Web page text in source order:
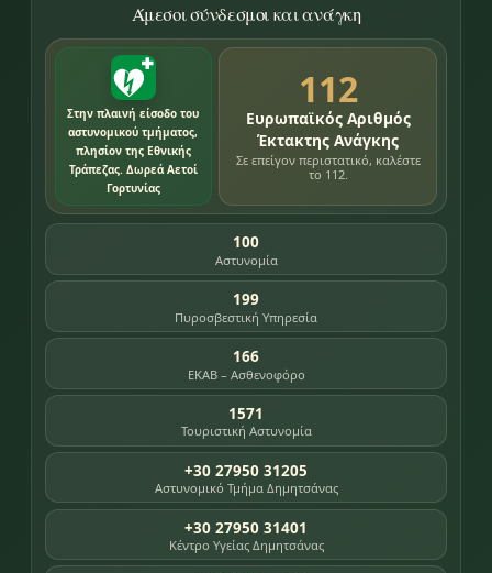
Άμεσοι σύνδεσμοι και ανάγκη
Στην πλαινή είσοδο του
αστυνομικού τμήματος,
πλησίον της Εθνικής
Τράπεζας. Δωρεά Αετοί
Γορτυνίας
112
Ευρωπαϊκός Αριθμός
Έκτακτης Ανάγκης
Σε επείγον περιστατικό, καλέστε
το 112.
100
Αστυνομία
199
Πυροσβεστική Υπηρεσία
166
ΕΚΑΒ – Ασθενοφόρο
1571
Τουριστική Αστυνομία
+30 27950 31205
Αστυνομικό Τμήμα Δημητσάνας
+30 27950 31401
Κέντρο Υγείας Δημητσάνας